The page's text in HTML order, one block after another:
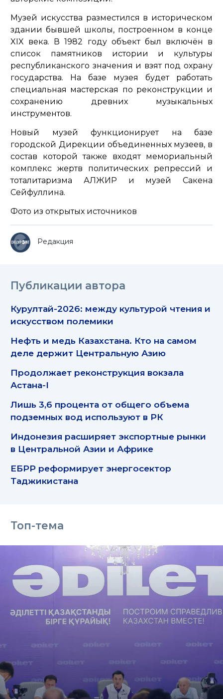
Музей искусства разместился в историческом
здании бывшей школы, построенном в конце
XIX века. В 1982 году объект был включён в
список памятников истории и культуры
республиканского значения и взят под охрану
государства. На базе музея будет работать
специальная мастерская по реконструкции и
сохранению древних музыкальных
инструментов.
Новый музей функционирует на базе
городской Дирекции объединенных музеев, в
состав которой также входят мемориальный
комплекс жертв политических репрессий и
тоталитаризма АЛЖИР и музей Сакена
Сейфуллина.
Фото из открытых источников
Редакция
Публикации автора
Курултай-2026: между культурой чтения и
искусством полемики
Нефть и медь Казахстана. Кто на самом
деле держит Центральную Азию
Продолжает реконструкция вокзала
Астана-I
Лишь 3,6 процента от общего объема
подземных вод используют в РК
Индонезия расширяет экспортные рынки
в Центральной Азии и Африке
ЕБРР реформирует энергосектор
Таджикистана
Топ-тема